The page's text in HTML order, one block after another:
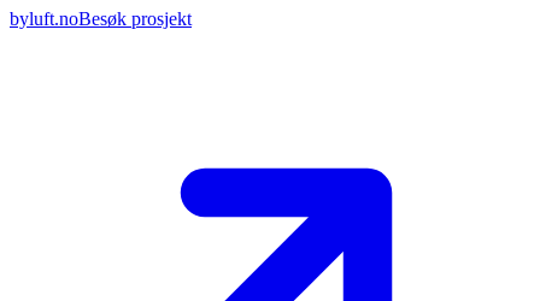
byluft.noBesøk prosjekt